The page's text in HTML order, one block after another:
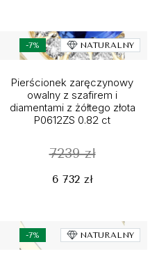
-7% NATURALNY
Pierścionek zaręczynowy
owalny z szafirem i
diamentami z żółtego złota
P0612ZS 0.82 ct
7239 zł
6 732 zł
-7% NATURALNY